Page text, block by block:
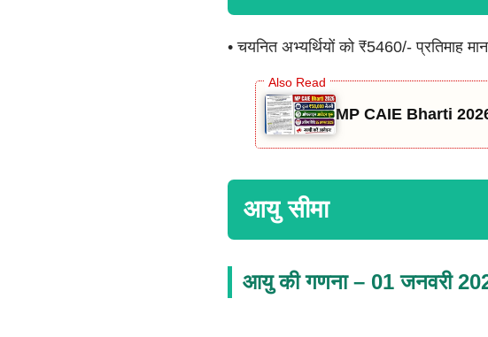
• चयनित अभ्यर्थियों को ₹5460/- प्रतिमाह
MP CAIE Bharti
आयु सीमा
आयु की गणना – 01 जनवरी